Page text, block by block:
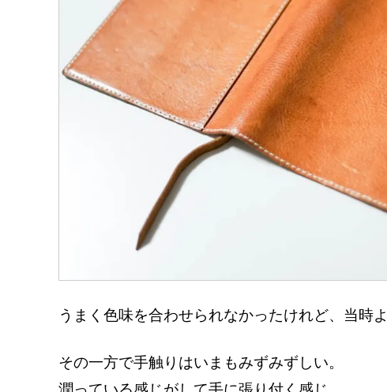
うまく色味を合わせられなかったけれど、当時
その一方で手触りはいまもみずみずしい。